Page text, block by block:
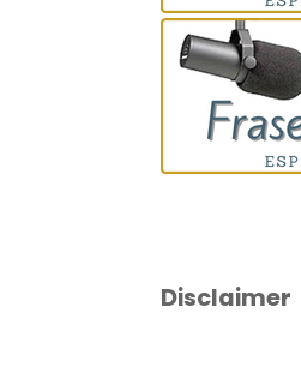
Disclaimer